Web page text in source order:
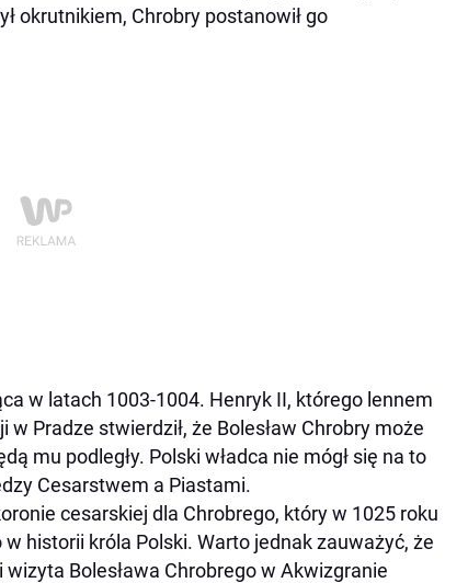
okrutnikiem, Chrobry postanowił go
w latach 1003-1004. Henryk II, którego lennem
w Pradze stwierdził, że Bolesław Chrobry może
mu podległy. Polski władca nie mógł się na to
Cesarstwem a Piastami.
cesarskiej dla Chrobrego, który w 1025 roku
historii króla Polski. Warto jednak zauważyć, że
Bolesława Chrobrego w Akwizgranie